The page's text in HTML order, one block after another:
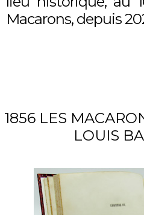
Macarons, depuis
1856 LES
LOUIS